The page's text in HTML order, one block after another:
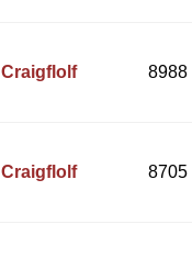
Craigflolf 8988
Craigflolf 8705